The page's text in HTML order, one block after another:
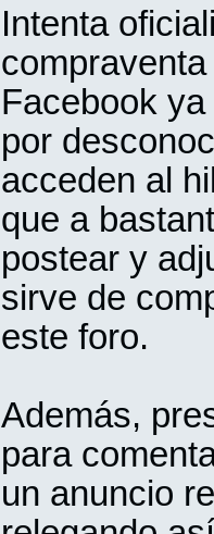
Intenta
Facebook
por
acceden al
que a
postear y
sirve de
este foro.
Además,
para
un anuncio